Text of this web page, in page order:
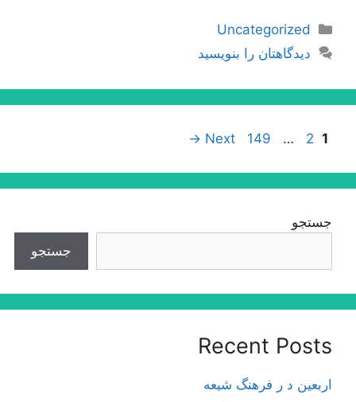
دسته‌ها
Uncategorized
دیدگاهتان را بنویسید
ناوبری
Page
1
Page
2
…
Page
149
Next
→
جستجو
جستجو
Recent Posts
اربعین د ر فرهنگ شیعه